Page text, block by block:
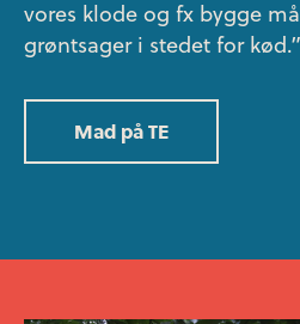
vores klode og fx bygge
grøntsager i stedet for kød.”
Mad på TE